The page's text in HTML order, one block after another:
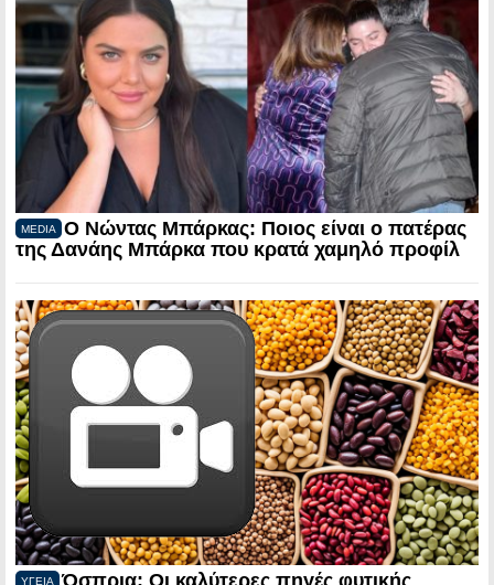
MEDIA
Ο Νώντας Μπάρκας: Ποιος είναι ο πατέρας
της Δανάης Μπάρκα που κρατά χαμηλό προφίλ
ΥΓΕΙΑ